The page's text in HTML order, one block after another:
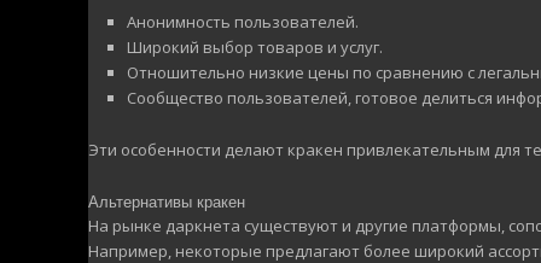
Анонимность пользователей.
Широкий выбор товаров и услуг.
Отношительно низкие цены по сравнению с
Сообщество пользователей, готовое делиться
Эти особенности делают кракен привлекательным для
Альтернативы кракен
На рынке даркнета существуют и другие платформы,
Например, некоторые предлагают более широкий